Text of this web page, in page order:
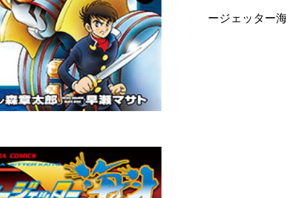
ージェッター